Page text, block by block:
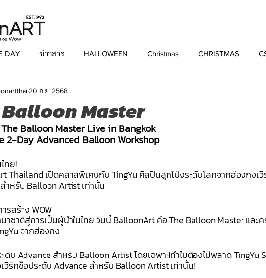
DAY ข่าวสาร HALLOWEEN Christmas CHRISTMAS
Balloon Master
20 ก.ย. 2568
Balloon Master Live in Bangkok
2-Day Advanced Balloon Workshop
ทย!
Thailand เปิดคลาสพิเศษกับ TingYu ศิลปินลูกโป่งระดับโลกจากฮ่องกงเ
ำหรับ Balloon Artist เท่านั้น
รสร้าง WOW
นาชาติสู่การเป็นผู้นำในไทย วันนี้ BalloonArt คือ The Balloon Master และ
จากฮ่องกง
ดับ Advance สำหรับ Balloon Artist โดยเฉพาะ!ทำไมต้องไม่พลาด TingYu
วิร์กช็อประดับ Advance สำหรับ Balloon Artist เท่านั้น!